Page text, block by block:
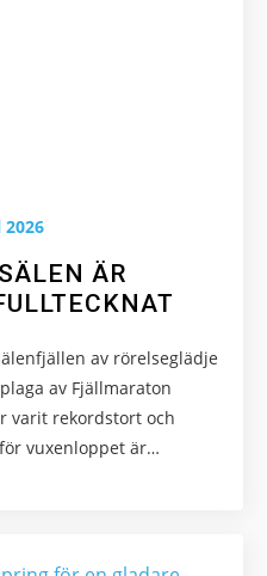
ÄR
av rörelseglädje
av Fjällmaraton
varit rekordstort och
vuxenloppet är…